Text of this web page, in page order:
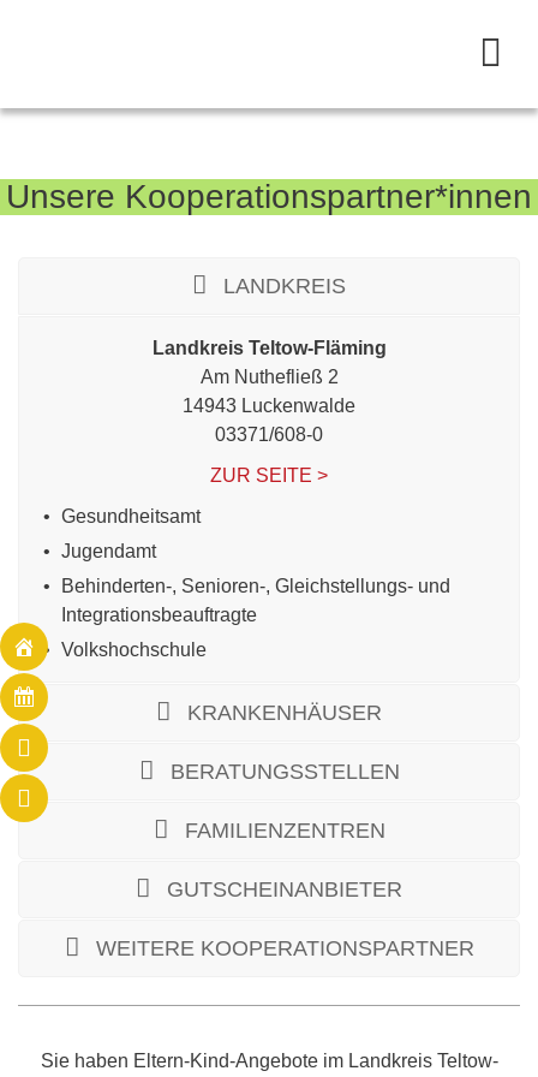
Unsere Kooperationspartner*innen
LANDKREIS
Landkreis Teltow-Fläming
Am Nuthefließ 2
14943 Luckenwalde
03371/608-0
ZUR SEITE >
Gesundheitsamt
Jugendamt
Behinderten-, Senioren-, Gleichstellungs- und
Integrationsbeauftragte
Volkshochschule
KRANKENHÄUSER
BERATUNGSSTELLEN
FAMILIENZENTREN
GUTSCHEINANBIETER
WEITERE KOOPERATIONSPARTNER
Sie haben Eltern-Kind-Angebote im Landkreis Teltow-